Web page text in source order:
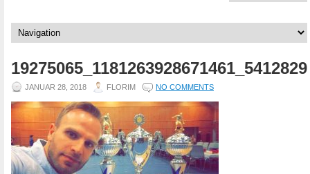
JANUAR 28, 2018 FLORIM NO COMMENTS